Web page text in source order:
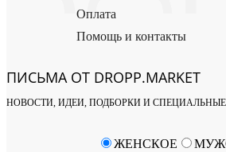
Оплата
Помощь и контакты
ПИСЬМА ОТ DROPP.MARKET
НОВОСТИ, ИДЕИ, ПОДБОРКИ И
ЖЕНСКОЕ